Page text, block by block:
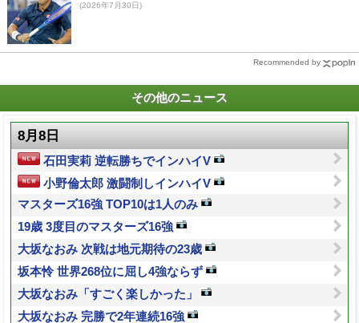
(2026年7月30日)
Recommended by
その他のニュース
8月8日
石田実莉 逆転勝ちでインハイV
小野倫太郎 激闘制しインハイV
マスターズ16強 TOP10は1人のみ
19歳 3度目のマスターズ16強
大坂なおみ 次戦は地元期待の23歳
坂本怜 世界268位に屈し4強ならず
大坂なおみ「すごく楽しかった」
大坂なおみ 完勝で2年連続16強